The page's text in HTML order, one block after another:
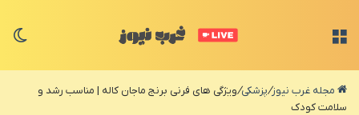
مجله غرب نیوز/پزشکی/ویژگی های فرنی برنج ماجان کاله | مناسب رشد و
سلامت کودک